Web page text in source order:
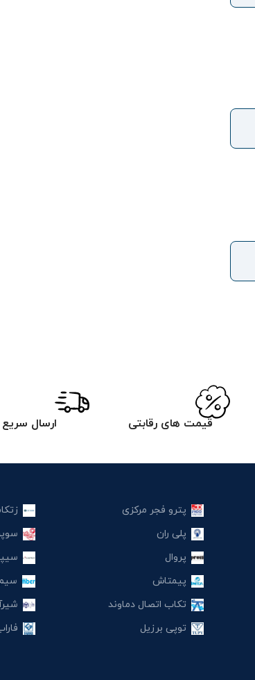
قیمت های رقابتی ارسال سریع
پترو فجر مرکزی
پلی ران
پروال
پیمتاش
تکاب اتصال دماوند
توپی برزیل
سیم